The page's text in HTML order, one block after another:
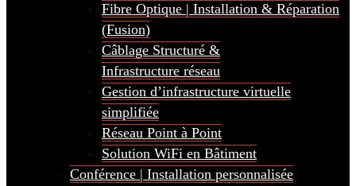
Fibre Optique | Installation & Réparation
(Fusion)
Câblage Structuré &
Infrastructure réseau
Gestion d’infrastructure virtuelle
simplifiée
Réseau Point à Point
Solution WiFi en Bâtiment
Conférence | Installation personnalisée